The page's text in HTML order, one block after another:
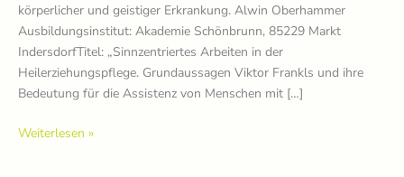
körperlicher und geistiger Erkrankung. Alwin Oberhammer
Ausbildungsinstitut: Akademie Schönbrunn, 85229 Markt
IndersdorfTitel: „Sinnzentriertes Arbeiten in der
Heilerziehungspflege. Grundaussagen Viktor Frankls und ihre
Bedeutung für die Assistenz von Menschen mit […]
Preisträger*innen
Weiterlesen »